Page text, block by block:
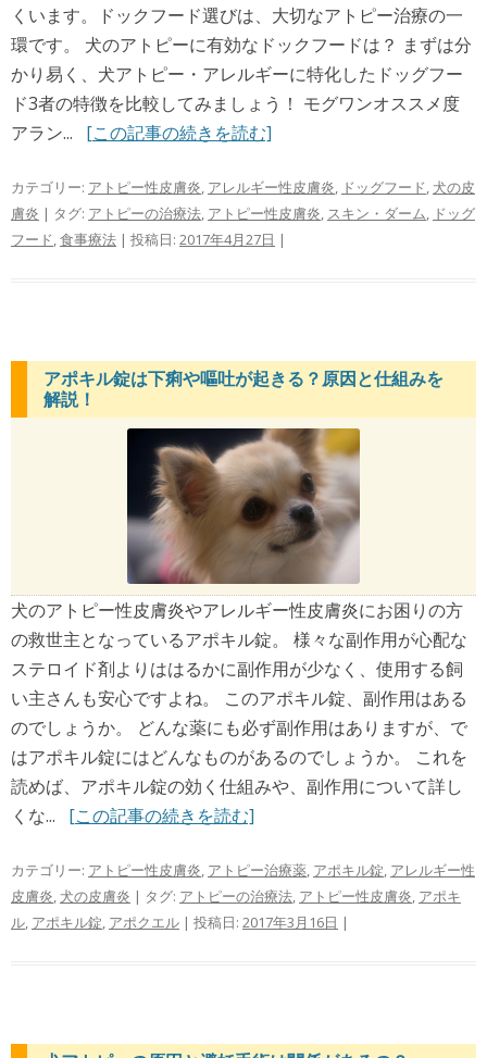
くいます。ドックフード選びは、大切なアトピー治療の一
環です。 犬のアトピーに有効なドックフードは？ まずは分
かり易く、犬アトピー・アレルギーに特化したドッグフー
ド3者の特徴を比較してみましょう！ モグワンオススメ度
アラン... [この記事の続きを読む]
カテゴリー: アトピー性皮膚炎, アレルギー性皮膚炎, ドッグフード, 犬の皮
膚炎 | タグ: アトピーの治療法, アトピー性皮膚炎, スキン・ダーム, ドッグ
フード,食事療法 | 投稿日: 2017年4月27日 |
アポキル錠は下痢や嘔吐が起きる？原因と仕組みを
解説！
犬のアトピー性皮膚炎やアレルギー性皮膚炎にお困りの方
の救世主となっているアポキル錠。 様々な副作用が心配な
ステロイド剤よりははるかに副作用が少なく、使用する飼
い主さんも安心ですよね。 このアポキル錠、副作用はある
のでしょうか。 どんな薬にも必ず副作用はありますが、で
はアポキル錠にはどんなものがあるのでしょうか。 これを
読めば、アポキル錠の効く仕組みや、副作用について詳し
くな... [この記事の続きを読む]
カテゴリー: アトピー性皮膚炎, アトピー治療薬, アポキル錠, アレルギー性
皮膚炎, 犬の皮膚炎 | タグ: アトピーの治療法, アトピー性皮膚炎, アポキ
ル, アポキル錠, アポクエル | 投稿日: 2017年3月16日 |